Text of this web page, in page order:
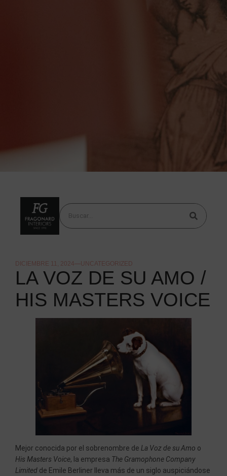
DICIEMBRE 11, 2024 UNCATEGORIZED
LA VOZ DE SU AMO /
HIS MASTERS VOICE
Mejor conocida por el sobrenombre de La Voz de su Amo o
His Masters Voice, la empresa The Gramophone Company
Limited de Emile Berliner lleva más de un siglo auspiciándose